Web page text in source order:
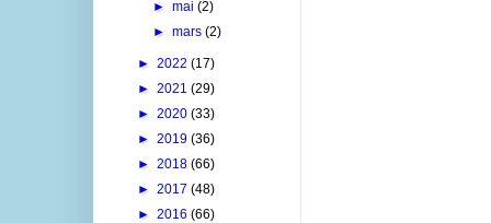
►mai(2)
►mars(2)
► 2022 (17)
► 2021 (29)
► 2020 (33)
► 2019 (36)
► 2018 (66)
► 2017 (48)
► 2016 (66)